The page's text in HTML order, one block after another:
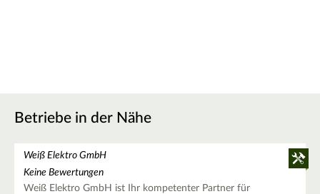
Betriebe in der Nähe
Weiß Elektro GmbH
Keine Bewertungen
Weiß Elektro GmbH ist Ihr kompetenter Partner für